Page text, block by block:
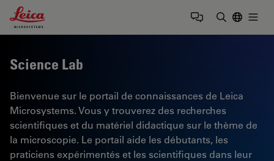
Leica Microsystems Logo
Science Lab
Bienvenue sur le portail de connaissances de Leica
Microsystems. Vous y trouverez des recherches
scientifiques et du matériel didactique sur le thème de
la microscopie. Le portail aide les débutants, les
praticiens expérimentés et les scientifiques dans leur